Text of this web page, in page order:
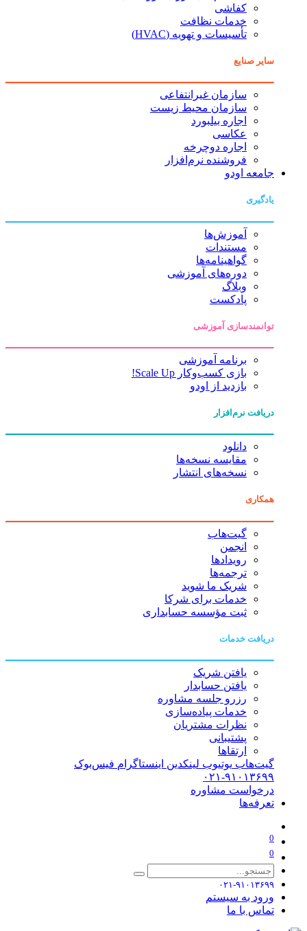
کفاشی
خدمات نظافت
تأسیسات و تهویه (HVAC)
سایر صنایع
سازمان غیرانتفاعی
سازمان محیط زیست
اجاره بیلبورد
عکاسی
اجاره دوچرخه
فروشنده نرم‌افزار
جامعه اودو
یادگیری
آموزش‌ها
مستندات
گواهینامه‌ها
دوره‌های آموزشی
وبلاگ
پادکست
توانمندسازی آموزشی
برنامه آموزشی
بازی کسب‌وکار Scale Up!
بازدید از اودو
دریافت نرم‌افزار
دانلود
مقایسه نسخه‌ها
نسخه‌های انتشار
همکاری
گیت‌هاب
انجمن
رویدادها
ترجمه‌ها
شریک ما شوید
خدمات برای شرکا
ثبت مؤسسه حسابداری
دریافت خدمات
یافتن شریک
یافتن حسابدار
رزرو جلسه مشاوره
خدمات پیاده‌سازی
نظرات مشتریان
پشتیبانی
ارتقاها
گیت‌هاب یوتیوب لینکدین اینستاگرام فیس‌بوک
۰۲۱-۹۱۰۱۳۶۹۹
درخواست مشاوره
تعرفه‌ها
0
0
۰۲۱-۹۱۰۱۳۶۹۹
ورود به سیستم
تماس با ما